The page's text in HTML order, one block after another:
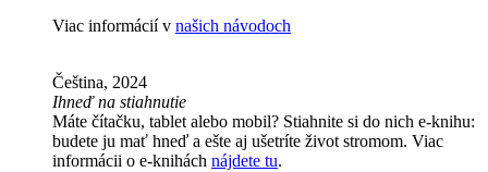
Viac informácií v našich návodoch
Čeština, 2024
Ihneď na stiahnutie
Máte čítačku, tablet alebo mobil? Stiahnite si do nich e-knihu:
budete ju mať hneď a ešte aj ušetríte život stromom. Viac
informácii o e-knihách nájdete tu.